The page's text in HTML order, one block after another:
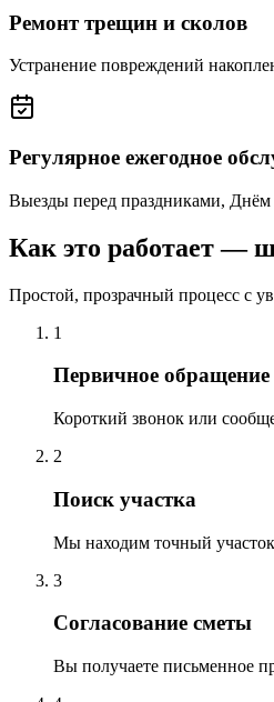
Ремонт трещин и сколов
Устранение повреждений
Регулярное ежегодное
Выезды перед праздниками,
Как это работает —
Простой, прозрачный процесс с
1
Первичное обращение
Короткий звонок или
2
Поиск участка
Мы находим точный
3
Согласование сметы
Вы получаете письменное